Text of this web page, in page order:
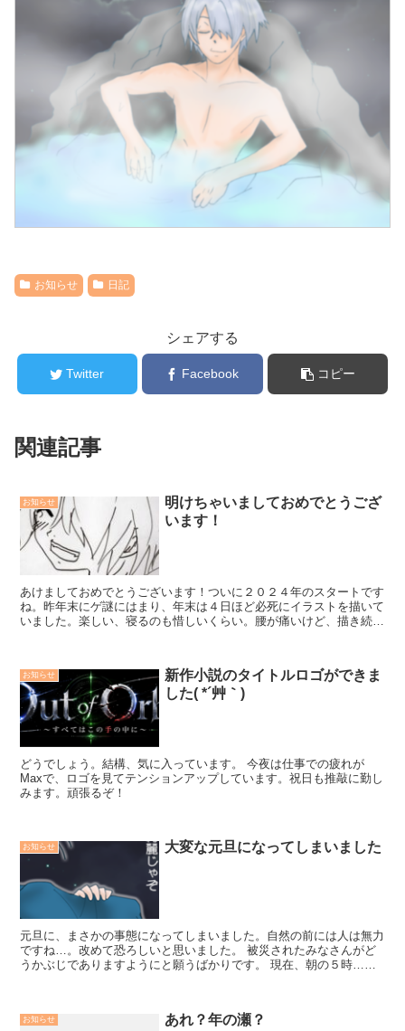
お知らせ 日記
シェアする
Twitter Facebook コピー
関連記事
お知らせ
明けちゃいましておめでとうござ
います！
あけましておめでとうございます！ついに２０２４年のスタートです
ね。昨年末にゲ謎にはまり、年末は４日ほど必死にイラストを描いて
いました。楽しい、寝るのも惜しいくらい。腰が痛いけど、描き続け
お知らせ
新作小説のタイトルロゴができま
した( *´艸｀)
どうでしょう。結構、気に入っています。 今夜は仕事での疲れが
Maxで、ロゴを見てテンションアップしています。祝日も推敲に勤し
みます。頑張るぞ！
お知らせ 大変な元旦になってしまいました
元旦に、まさかの事態になってしまいました。自然の前には人は無力
ですね…。改めて恐ろしいと思いました。 被災されたみなさんがど
うかぶじでありますようにと願うばかりです。 現在、朝の５時…わ
お知らせ あれ？年の瀬？